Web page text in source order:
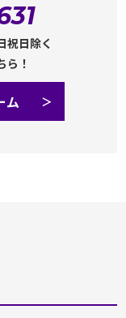
日除く
ら！
ム